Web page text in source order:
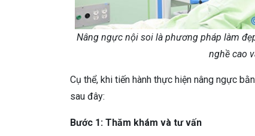
Nâng ngực nội soi là phương pháp làm
nghề cao
Cụ thể, khi tiến hành thực hiện nâng ngực
sau đây:
Bước 1: Thăm khám và tư vấn